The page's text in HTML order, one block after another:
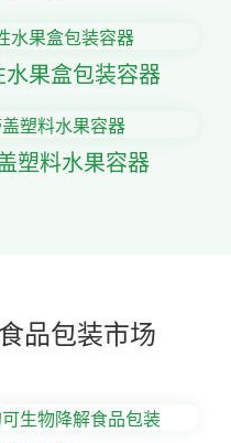
果盒包装容器
塑料水果容器
品包装市场